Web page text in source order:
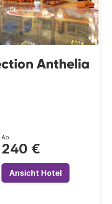
Anthelia
Ab
240 €
Ansicht Hotel